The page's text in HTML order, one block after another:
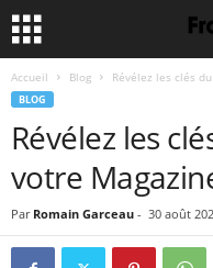
Accueil Blog Révélez les clés
BLOG
Révélez les
votre
Par Romain Garceau - 30 août